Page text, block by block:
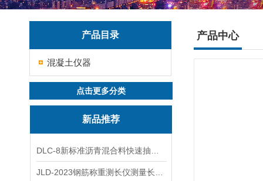
产品目录
混凝土仪器
点击更多分类
新品推荐
产品中心